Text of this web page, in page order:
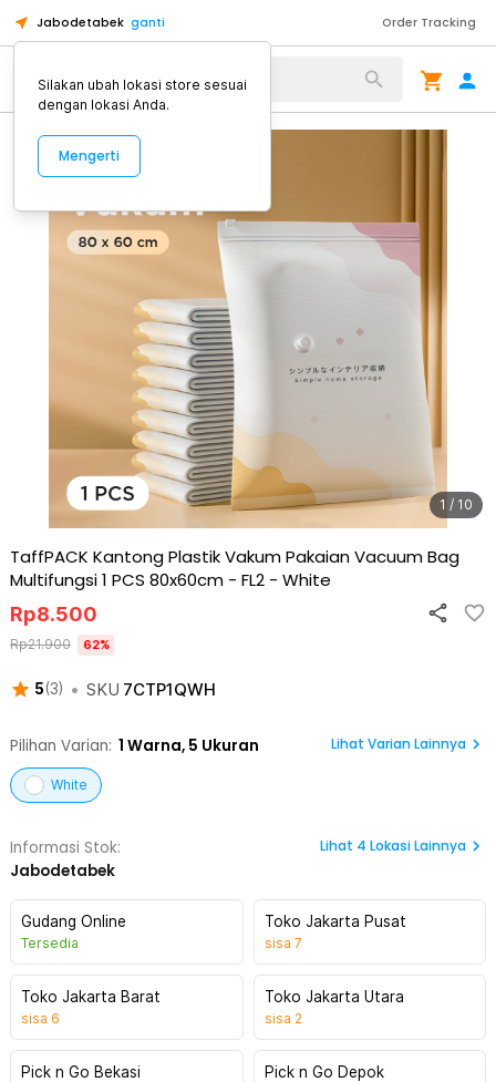
Jabodetabek ganti Order Tracking
Alat Kopi
1 / 10
TaffPACK Kantong Plastik Vakum Pakaian Vacuum Bag
Multifungsi 1 PCS 80x60cm - FL2 - White
5(3) • SKU 7CTP1QWH
Rp8.500
Rp21.900 62%
Pilihan Varian: 1 Warna, 5 Ukuran Lihat Varian Lainnya
White
Informasi Stok:
Jabodetabek
Lihat 4 Lokasi Lainnya
Gudang Online
Tersedia
Toko Jakarta Pusat
sisa 7
Toko Jakarta Barat
sisa 6
Toko Jakarta Utara
sisa 2
Pick n Go Bekasi Pick n Go Depok
Silakan ubah lokasi store sesuai
dengan lokasi Anda.
Mengerti